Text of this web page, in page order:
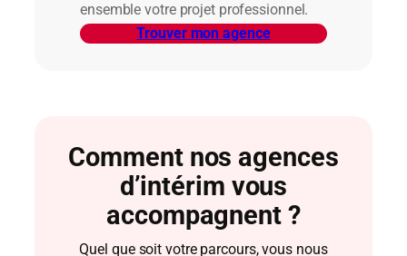
ensemble votre projet professionnel.
Trouver mon agence
Comment nos agences
d’intérim vous
accompagnent ?
Quel que soit votre parcours, vous nous